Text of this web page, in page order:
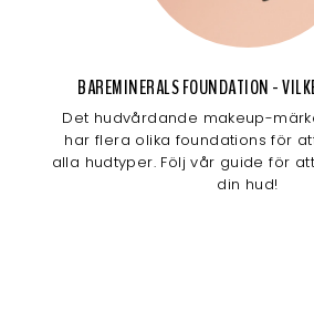
BAREMINERALS FOUNDATION -
Det hudvårdande makeup-
har flera olika foundations för
alla hudtyper. Följ vår guide för
din hud!